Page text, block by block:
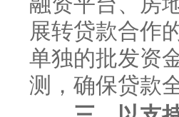
展转贷款合作
单独的批发资
测，确保贷款